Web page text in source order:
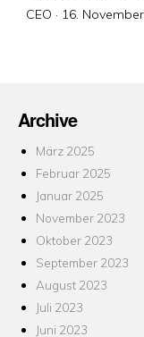
CEO · Veröffentlicht
16.
Archive
März 2025
Februar 2025
Januar 2025
November 2023
Oktober 2023
September 2023
August 2023
Juli 2023
Juni 2023